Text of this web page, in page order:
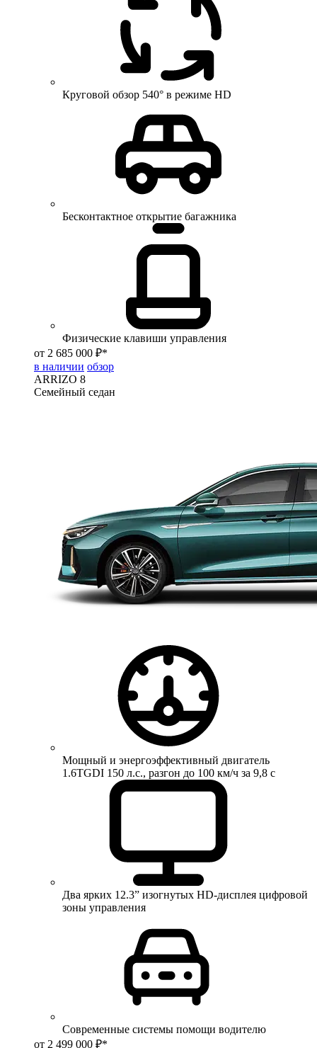
Круговой обзор 540° в режиме HD
Бесконтактное открытие багажника
Физические клавиши управления
от 2 685 000 ₽*
в наличии обзор
ARRIZO 8
Семейный седан
Мощный и энергоэффективный двигатель
1.6TGDI 150 л.с., разгон до 100 км/ч за 9,8 с
Два ярких 12.3” изогнутых HD-дисплея цифровой
зоны управления
Современные системы помощи водителю
от 2 499 000 ₽*